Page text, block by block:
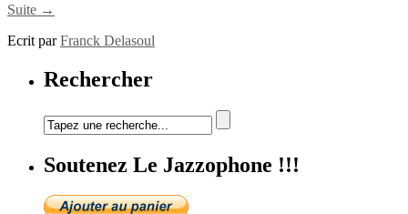
Suite →
Ecrit parFranck Delasoul
Rechercher
Soutenez Le Jazzophone !!!